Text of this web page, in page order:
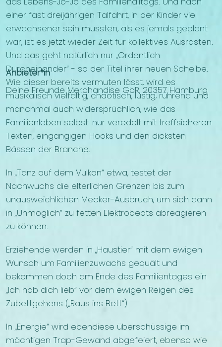
einer fast dreijährigen Talfahrt, in der Kinder viel
erwachsener sein mussten, als es jemals geplant
war, ist es jetzt wieder Zeit für kollektives Ausrasten.
Und das geht natürlich nur „Ordentlich
Durcheinander“ - so der Titel ihrer neuen Scheibe.
Wie dieser bereits vermuten lässt, wird es
musikalisch vielfältig, chaotisch, lustig, rührend und
manchmal auch widersprüchlich, wie das
Familienleben selbst: nur veredelt mit treffsicheren
Texten, eingängigen Hooks und den dicksten
Bässen der Branche.
In „Tanz auf dem Vulkan“ etwa, testet der
Nachwuchs die elterlichen Grenzen bis zum
unausweichlichen Mecker-Ausbruch, um sich dann
in „Unmöglich“ zu fetten Elektrobeats abreagieren
zu können.
Erziehende werden in „Haustier“ mit dem ewigen
Wunsch um Familienzuwachs gequält und
bekommen doch am Ende des Familientages ein
„Ich hab dich lieb“ vor dem ewigen Reigen des
Zubettgehens („Raus ins Bett“)
In „Energie“ wird ebendiese überschüssige im
mächtigen Trap-Gewand abgefeiert, ebenso wie
Anbieter*in
Deine Freunde Merchandise GbR, 20357 Hamburg